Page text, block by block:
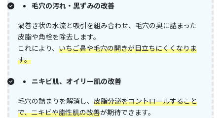
毛穴の汚れ・黒ずみの改善
渦巻き状の水流と吸引を組み合わせ、毛穴の奥に詰まった
皮脂や角栓を除去します。​
これにより、 いちご鼻や毛穴の開きが目立ちにくくなりま
す。
ニキビ肌、オイリー肌の改善
毛穴の詰まりを解消し、 皮脂分泌をコントロールすること
で、ニキビや脂性肌の改善が期待できます。